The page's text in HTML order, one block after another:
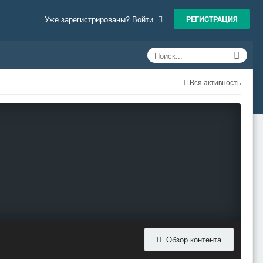
Уже зарегистрированы? Войти РЕГИСТРАЦИЯ
Вся активность
Обзор контента